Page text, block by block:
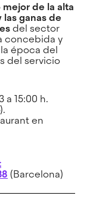
de la alta
ganas de
del sector
concebida y
época del
del servicio
a 15:00 h.
en
(Barcelona)